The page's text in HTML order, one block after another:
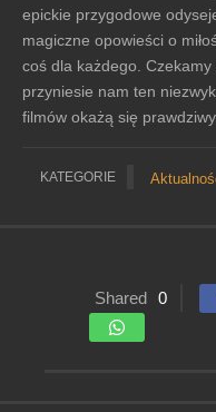
epickie przygodowe
magiczne opowieści o
coś dla każdego.
przyniesie nam ten
filmów okażą się
KATEGORIE
Shared 0